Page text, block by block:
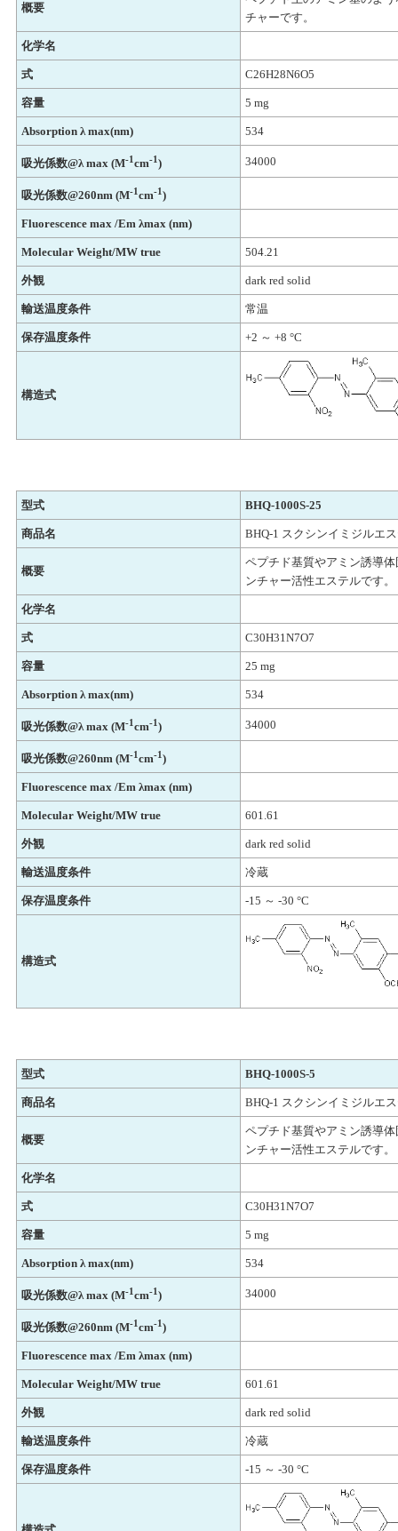
概要
チャーです。
化学名
式 C26H28N6O5
容量 5 mg
Absorption λ max(nm) 534
吸光係数@λ max (M-1 cm-1 ) 34000
吸光係数@260nm (M-1 cm-1 )
Fluorescence max /Em λmax (nm)
Molecular Weight/MW true 504.21
外観 dark red solid
輸送温度条件 常温
保存温度条件 +2 ～ +8 °C
構造式
型式 BHQ-1000S-25
商品名 BHQ-1 スクシンイミジルエ
概要
ペプチド基質やアミン誘導
ンチャー活性エステルです。
化学名
式 C30H31N7O7
容量 25 mg
Absorption λ max(nm) 534
吸光係数@λ max (M-1 cm-1 ) 34000
吸光係数@260nm (M-1 cm-1 )
Fluorescence max /Em λmax (nm)
Molecular Weight/MW true 601.61
外観 dark red solid
輸送温度条件 冷蔵
保存温度条件 -15 ～ -30 °C
構造式
型式 BHQ-1000S-5
商品名 BHQ-1 スクシンイミジルエ
概要
ペプチド基質やアミン誘導
ンチャー活性エステルです。
化学名
式 C30H31N7O7
容量 5 mg
Absorption λ max(nm) 534
吸光係数@λ max (M-1 cm-1 ) 34000
吸光係数@260nm (M-1 cm-1 )
Fluorescence max /Em λmax (nm)
Molecular Weight/MW true 601.61
外観 dark red solid
輸送温度条件 冷蔵
保存温度条件 -15 ～ -30 °C